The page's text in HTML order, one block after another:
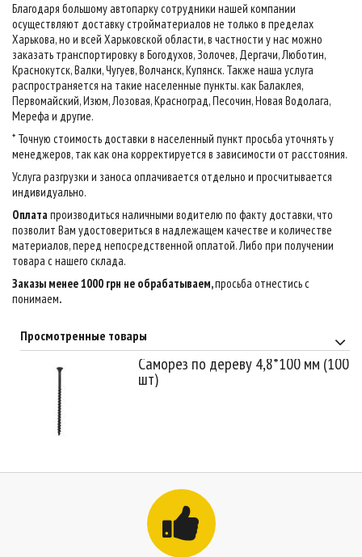
Благодаря большому автопарку сотрудники нашей компании
осуществляют доставку стройматериалов не только в пределах
Харькова, но и всей Харьковской области, в частности у нас можно
заказать транспортировку в Богодухов, Золочев, Дергачи, Люботин,
Краснокутск, Валки, Чугуев, Волчанск, Купянск. Также наша услуга
распространяется на такие населенные пункты. как Балаклея,
Первомайский, Изюм, Лозовая, Красноград, Песочин, Новая Водолага,
Мерефа и другие.
* Точную стоимость доставки в населенный пункт просьба уточнять у
менеджеров, так как она корректируется в зависимости от расстояния.
Услуга разгрузки и заноса оплачивается отдельно и просчитывается
индивидуально.
Оплатапроизводиться наличными водителю по факту доставки, что
позволит Вам удостовериться в надлежащем качестве и количестве
материалов, перед непосредственной оплатой. Либо при получении
товара с нашего склада.
Заказы менее 1000 грн не обрабатываем,просьба отнестись с
понимаем.
Просмотренные товары
Саморез по дереву 4,8*100 мм (100
шт)